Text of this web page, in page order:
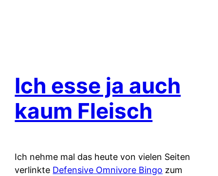
Ich esse ja auch
kaum Fleisch
Ich nehme mal das heute von vielen Seiten
verlinkte Defensive Omnivore Bingo zum